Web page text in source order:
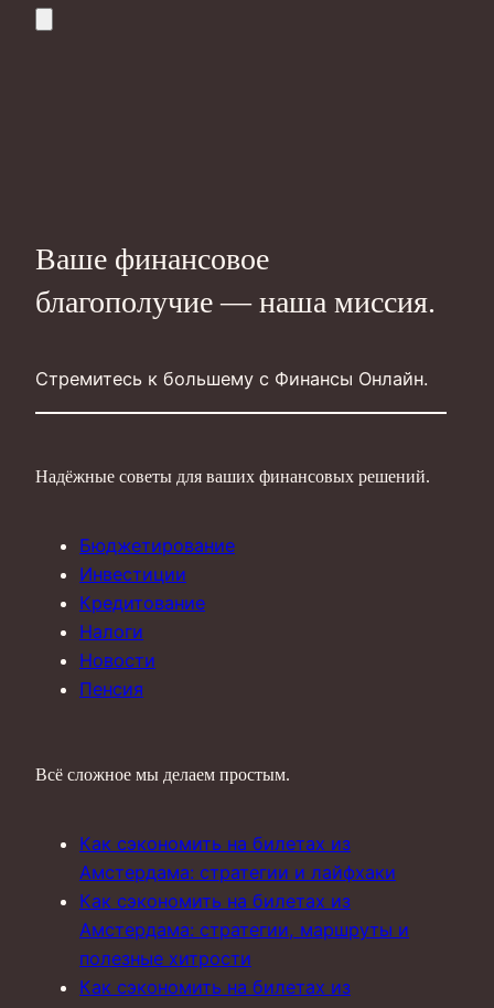
Ваше финансовое
благополучие — наша миссия.
Стремитесь к большему с Финансы Онлайн.
Надёжные советы для ваших финансовых решений.
Бюджетирование
Инвестиции
Кредитование
Налоги
Новости
Пенсия
Всё сложное мы делаем простым.
Как сэкономить на билетах из
Амстердама: стратегии и лайфхаки
Как сэкономить на билетах из
Амстердама: стратегии, маршруты и
полезные хитрости
Как сэкономить на билетах из